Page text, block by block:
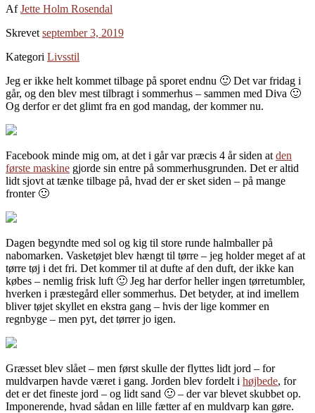
AfJette Holm Rosendal
Skrevet september 3, 2019
Kategori Livsstil
Jeg er ikke helt kommet tilbage på sporet endnu 🙂 Det var fridag i
går, og den blev mest tilbragt i sommerhus – sammen med Diva 🙂
Og derfor er det glimt fra en god mandag, der kommer nu.
Facebook minde mig om, at det i går var præcis 4 år siden at den
første maskine gjorde sin entre på sommerhusgrunden. Det er altid
lidt sjovt at tænke tilbage på, hvad der er sket siden – på mange
fronter 🙂
Dagen begyndte med sol og kig til store runde halmballer på
nabomarken. Vasketøjet blev hængt til tørre – jeg holder meget af at
tørre tøj i det fri. Det kommer til at dufte af den duft, der ikke kan
købes – nemlig frisk luft 🙂 Jeg har derfor heller ingen tørretumbler,
hverken i præstegård eller sommerhus. Det betyder, at ind imellem
bliver tøjet skyllet en ekstra gang – hvis der lige kommer en
regnbyge – men pyt, det tørrer jo igen.
Græsset blev slået – men først skulle der flyttes lidt jord – for
muldvarpen havde været i gang. Jorden blev fordelt i højbede, for
det er det fineste jord – og lidt sand 🙂 – der var blevet skubbet op.
Imponerende, hvad sådan en lille fætter af en muldvarp kan gøre.